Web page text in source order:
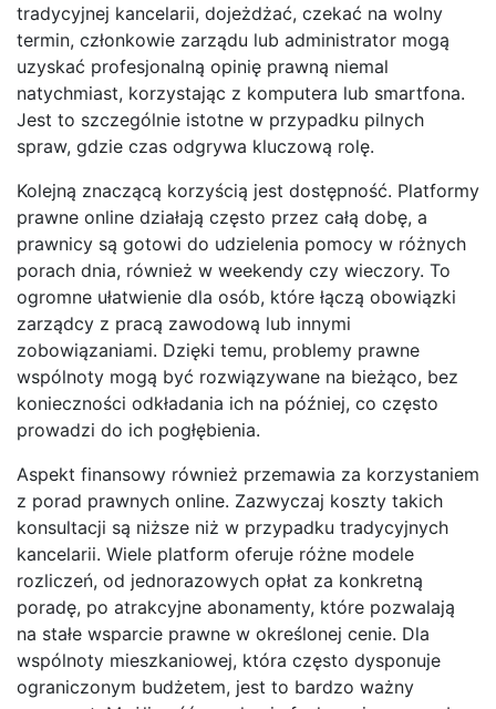
tradycyjnej kancelarii, dojeżdżać, czekać na wolny
termin, członkowie zarządu lub administrator mogą
uzyskać profesjonalną opinię prawną niemal
natychmiast, korzystając z komputera lub smartfona.
Jest to szczególnie istotne w przypadku pilnych
spraw, gdzie czas odgrywa kluczową rolę.
Kolejną znaczącą korzyścią jest dostępność. Platformy
prawne online działają często przez całą dobę, a
prawnicy są gotowi do udzielenia pomocy w różnych
porach dnia, również w weekendy czy wieczory. To
ogromne ułatwienie dla osób, które łączą obowiązki
zarządcy z pracą zawodową lub innymi
zobowiązaniami. Dzięki temu, problemy prawne
wspólnoty mogą być rozwiązywane na bieżąco, bez
konieczności odkładania ich na później, co często
prowadzi do ich pogłębienia.
Aspekt finansowy również przemawia za korzystaniem
z porad prawnych online. Zazwyczaj koszty takich
konsultacji są niższe niż w przypadku tradycyjnych
kancelarii. Wiele platform oferuje różne modele
rozliczeń, od jednorazowych opłat za konkretną
poradę, po atrakcyjne abonamenty, które pozwalają
na stałe wsparcie prawne w określonej cenie. Dla
wspólnoty mieszkaniowej, która często dysponuje
ograniczonym budżetem, jest to bardzo ważny